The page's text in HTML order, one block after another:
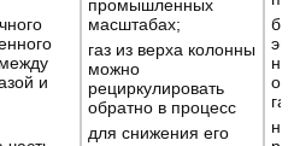
и
промышленных
масштабах;
газ из верха колонны
можно
рециркулировать
обратно в процесс
для снижения его
на